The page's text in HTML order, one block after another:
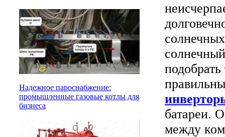
Надежное пароснабжение:
промышленные газовые котлы для
бизнеса
батареи.
между